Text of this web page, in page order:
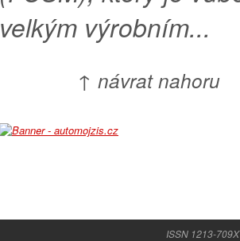
velkým výrobním...
↑ návrat nahoru
ISSN 1213-